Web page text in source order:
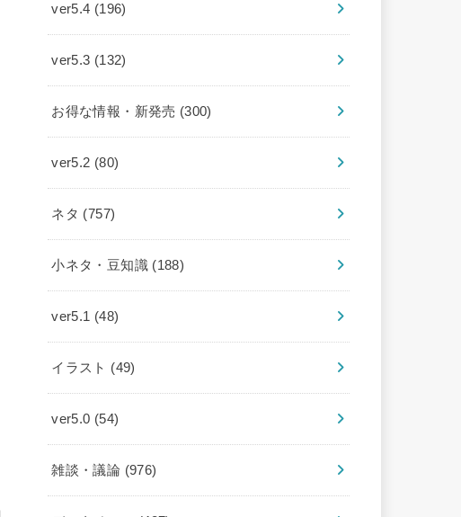
ver5.4 (196)
ver5.3 (132)
お得な情報・新発売 (300)
ver5.2 (80)
ネタ (757)
小ネタ・豆知識 (188)
ver5.1 (48)
イラスト (49)
ver5.0 (54)
雑談・議論 (976)